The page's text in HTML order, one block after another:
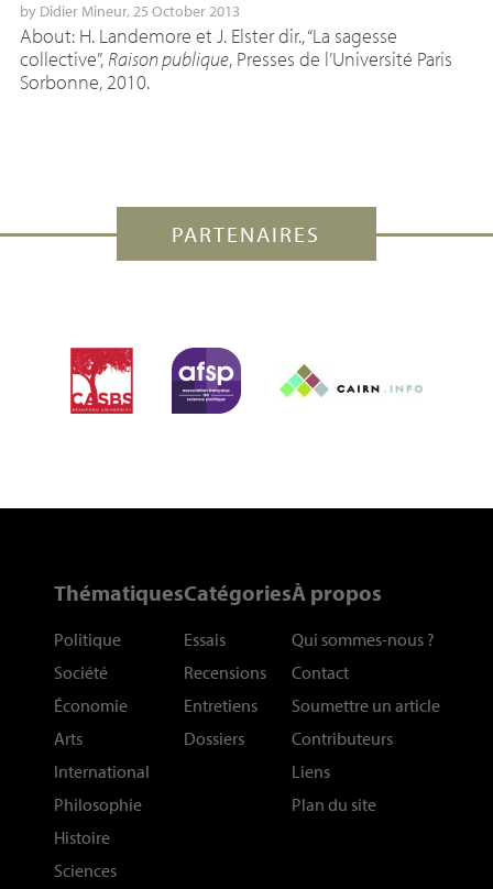
by Didier Mineur, 25 October 2013
About: H. Landemore et J. Elster dir., “La sagesse
collective”,Raison publique, Presses de l’Université Paris
Sorbonne, 2010.
PARTENAIRES
Thématiques
Politique
Société
Économie
Arts
International
Philosophie
Histoire
Sciences
Catégories
Essais
Recensions
Entretiens
Dossiers
À propos
Qui sommes-nous ?
Contact
Soumettre un article
Contributeurs
Liens
Plan du site